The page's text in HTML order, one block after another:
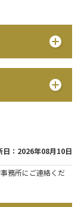
日：2026年08月10日
務所にご連絡くだ